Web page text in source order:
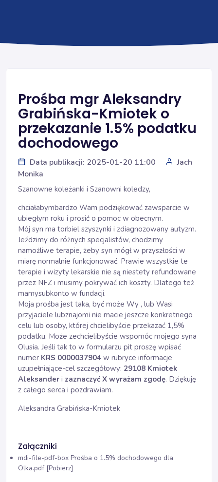
Prośba mgr Aleksandry
Grabińska-Kmiotek o
przekazanie 1.5% podatku
dochodowego
Data publikacji: 2025-01-20 11:00
Jach
Monika
Szanowne koleżanki i Szanowni koledzy,
chciałabymbardzo Wam podziękować zawsparcie w
ubiegłym roku i prosić o pomoc w obecnym.
Mój syn ma torbiel szyszynki i zdiagnozowany autyzm.
Jeździmy do różnych specjalistów, chodzimy
namożliwe terapie, żeby syn mógł w przyszłości w
miarę normalnie funkcjonować. Prawie wszystkie te
terapie i wizyty lekarskie nie są niestety refundowane
przez NFZ i musimy pokrywać ich koszty. Dlatego też
mamysubkonto w fundacji.
Moja prośba jest taka, być może Wy , lub Wasi
przyjaciele lubznajomi nie macie jeszcze konkretnego
celu lub osoby, której chcielibyście przekazać 1,5%
podatku. Może zechcielibyście wspomóc mojego syna
Olusia. Jeśli tak to w formularzu pit proszę wpisać
numer KRS 0000037904 w rubryce informacje
uzupełniające-cel szczegółowy: 29108 Kmiotek
Aleksander i zaznaczyć X wyrażam zgodę. Dziękuję
z całego serca i pozdrawiam.
Aleksandra Grabińska-Kmiotek
Załączniki
mdi-file-pdf-box Prośba o 1.5% dochodowego dla
Olka.pdf [Pobierz]